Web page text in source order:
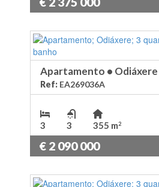
Apartamento • Odiáxere
Ref: EA269036A
3 3 355 m2
€ 2 090 000